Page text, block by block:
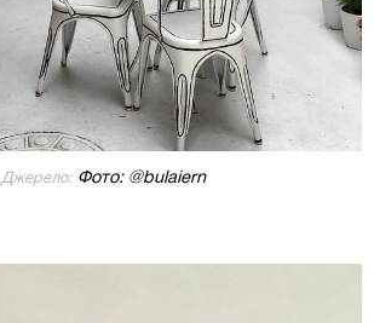
Джерело:Фото: @bulaiern